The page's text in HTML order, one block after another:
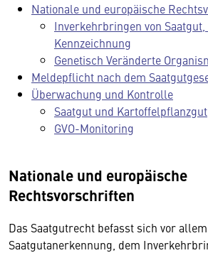
Nationale und europäische
Inverkehrbringen von Saatgut,
Kennzeichnung
Genetisch Veränderte
Meldepflicht nach dem
Überwachung und Kontrolle
Saatgut und Kartoffelpflanzgut
GVO-Monitoring
Nationale und europäische
Rechtsvorschriften
Das Saatgutrecht befasst sich vor
Saatgutanerkennung, dem